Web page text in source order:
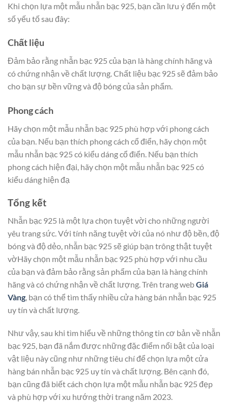
Khi chọn lựa một mẫu nhẫn bạc 925, bạn cần lưu ý đến một
số yếu tố sau đây:
Chất liệu
Đảm bảo rằng nhẫn bạc 925 của bạn là hàng chính hãng và
có chứng nhận về chất lượng. Chất liệu bạc 925 sẽ đảm bảo
cho bạn sự bền vững và độ bóng của sản phẩm.
Phong cách
Hãy chọn một mẫu nhẫn bạc 925 phù hợp với phong cách
của bạn. Nếu bạn thích phong cách cổ điển, hãy chọn một
mẫu nhẫn bạc 925 có kiểu dáng cổ điển. Nếu bạn thích
phong cách hiện đại, hãy chọn một mẫu nhẫn bạc 925 có
kiểu dáng hiện đạ
Tổng kết
Nhẫn bạc 925 là một lựa chọn tuyệt vời cho những người
yêu trang sức. Với tính năng tuyệt vời của nó như độ bền, độ
bóng và độ dẻo, nhẫn bạc 925 sẽ giúp bạn trông thật tuyệt
vờHãy chọn một mẫu nhẫn bạc 925 phù hợp với nhu cầu
của bạn và đảm bảo rằng sản phẩm của bạn là hàng chính
hãng và có chứng nhận về chất lượng. Trên trang webGiá
Vàng , bạn có thể tìm thấy nhiều cửa hàng bán nhẫn bạc 925
uy tín và chất lượng.
Như vậy, sau khi tìm hiểu về những thông tin cơ bản về nhẫn
bạc 925, bạn đã nắm được những đặc điểm nổi bật của loại
vật liệu này cũng như những tiêu chí để chọn lựa một cửa
hàng bán nhẫn bạc 925 uy tín và chất lượng. Bên cạnh đó,
bạn cũng đã biết cách chọn lựa một mẫu nhẫn bạc 925 đẹp
và phù hợp với xu hướng thời trang năm 2023.